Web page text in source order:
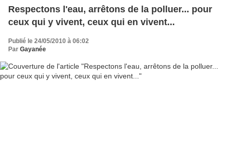
Respectons l'eau, arrêtons de la polluer... pour
ceux qui y vivent, ceux qui en vivent...
Publié le 24/05/2010 à 06:02
Par Gayanée